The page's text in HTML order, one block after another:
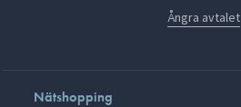
Ångra avtalet
Nätshopping